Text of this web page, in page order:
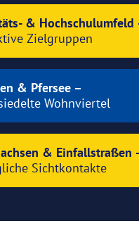
& Hochschulumfeld
Zielgruppen
& Pfersee –
Wohnviertel
& Einfallstraßen
Sichtkontakte